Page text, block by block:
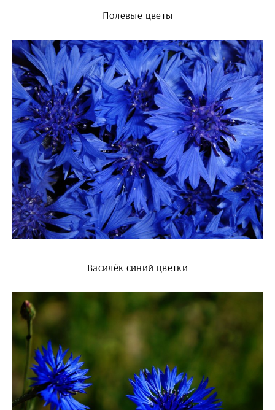
Полевые цветы
Василёк синий цветки